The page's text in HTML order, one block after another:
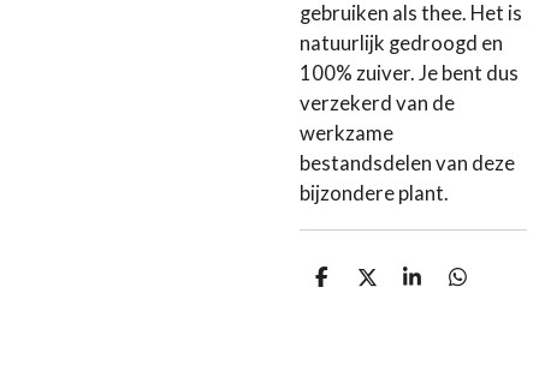
gebruiken als thee. Het is
natuurlijk gedroogd en
100% zuiver. Je bent dus
verzekerd van de
werkzame
bestandsdelen van deze
bijzondere plant.
D
D
S
D